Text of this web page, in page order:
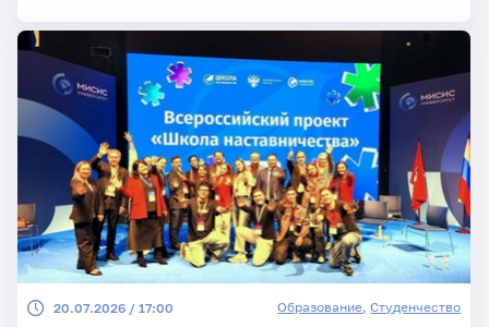
20.07.2026 / 17:00 Образование,Студенчество